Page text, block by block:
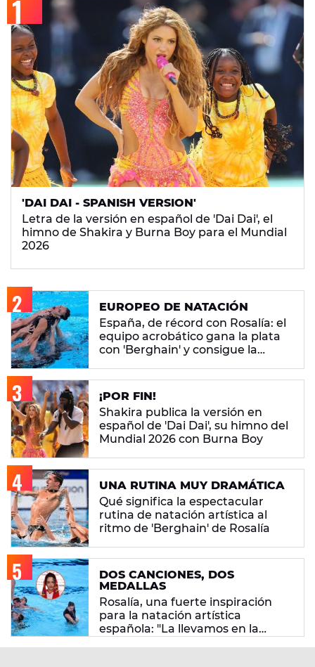
'DAI DAI - SPANISH VERSION'
Letra de la versión en español de 'Dai Dai', el
himno de Shakira y Burna Boy para el Mundial
2026
EUROPEO DE NATACIÓN
España, de récord con Rosalía: el
equipo acrobático gana la plata
con 'Berghain' y consigue la
¡POR FIN!
Shakira publica la versión en
español de 'Dai Dai', su himno del
Mundial 2026 con Burna Boy
UNA RUTINA MUY DRAMÁTICA
Qué significa la espectacular
rutina de natación artística al
ritmo de 'Berghain' de Rosalía
DOS CANCIONES, DOS
MEDALLAS
Rosalía, una fuerte inspiración
para la natación artística
española: "La llevamos en la